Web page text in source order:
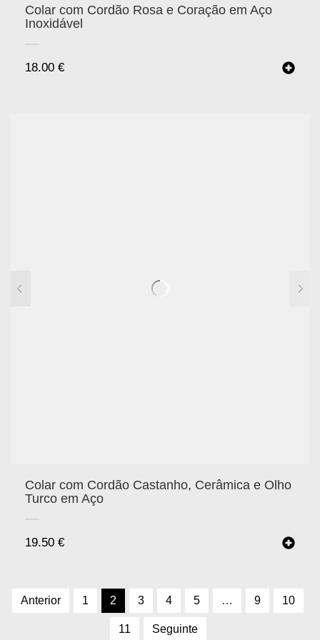
Colar com Cordão Rosa e Coração em Aço
Inoxidável
18.00 €
Colar com Cordão Castanho, Cerâmica e Olho
Turco em Aço
19.50 €
Anterior 1 2 3 4 5 … 9 10
11 Seguinte